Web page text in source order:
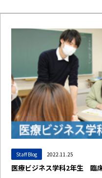
Staff Blog 2022.11.25
医療ビジネス学科2年生 臨